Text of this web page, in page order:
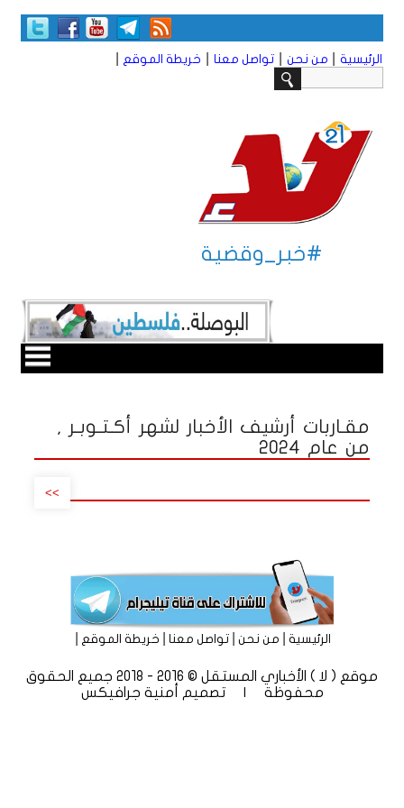
الرئيسية من نحن تواصل معنا خريطة الموقع
#خبر_وقضية
مقـاربات أرشيف الأخبار لشهر أكـتـوبـر ,
من عام 2024
>>
الرئيسية|من نحن|تواصل معنا|خريطة الموقع
موقع ( لا ) الأخباري المستقل © 2016 - 2018 جميع الحقوق
محفوظة | تصميم
أمنية جرافيكس